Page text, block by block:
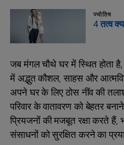
ज्योतिष
4 तत्व
जब मंगल चौथे घर में स्थित होता है,
में अद्भुत कौशल, साहस और
अपने घर के लिए ठोस नींव की
परिवार के वातावरण को बेहतर
प्रियजनों की मजबूत रक्षा करते हैं,
संसाधनों को सुरक्षित करने का